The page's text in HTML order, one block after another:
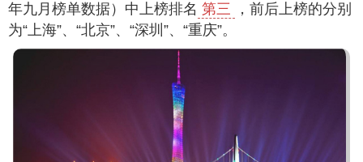
年九月榜单数据）中上榜排名 第三
，前后上榜的分别
为“上海”、“北京”、“深圳”、“重庆”。